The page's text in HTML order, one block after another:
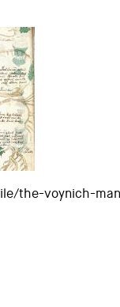
the-voynich-
2022. The Voynich